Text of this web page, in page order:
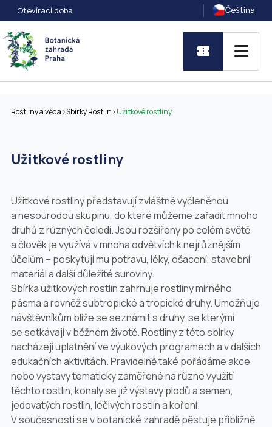
Otevírací doba Čeština
Rostliny a věda>Sbírky Rostlin>Užitkové rostliny
Užitkové rostliny
Užitkové rostliny představují zvláštně vyčleněnou
a nesourodou skupinu, do které můžeme zařadit mnoho
druhů z různých čeledí. Jsou rozšířeny po celém světě
a člověk je využívá v mnoha odvětvích k nejrůznějším
účelům – poskytují mu potravu, léky, ošacení, stavební
materiál a další důležité suroviny.
Sbírka užitkových rostlin zahrnuje rostliny mírného
pásma a rovněž subtropické a tropické druhy. Umožňuje
návštěvníkům blíže se seznámit s druhy, se kterými
se setkávají v běžném životě. Rostliny z této sbírky
nacházejí uplatnění ve výukových programech a v dalších
edukačních aktivitách. Pravidelně také pořádáme akce
nebo výstavy tematicky zaměřené na různé využití
těchto rostlin, konaly se již výstavy plodů a semen,
jedovatých rostlin, léčivých rostlin a koření.
V současnosti se v botanické zahradě pěstuje přibližně